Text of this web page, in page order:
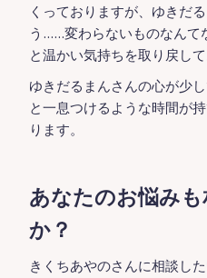
くっておりますが、ゆきだ
う……変わらないものなんて
と温かい気持ちを取り戻して
ゆきだるまんさんの心が少
と一息つけるような時間が
ります。
あなたのお悩み
か？
きくちあやのさんに相談し